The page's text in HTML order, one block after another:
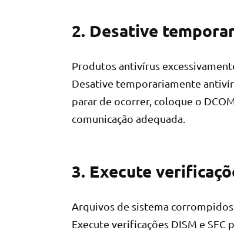
2. Desative
Produtos antivírus
Desative temporariamente
parar de ocorrer, coloque o
comunicação adequada.
3. Execute
Arquivos de sistema
Execute verificações DISM e